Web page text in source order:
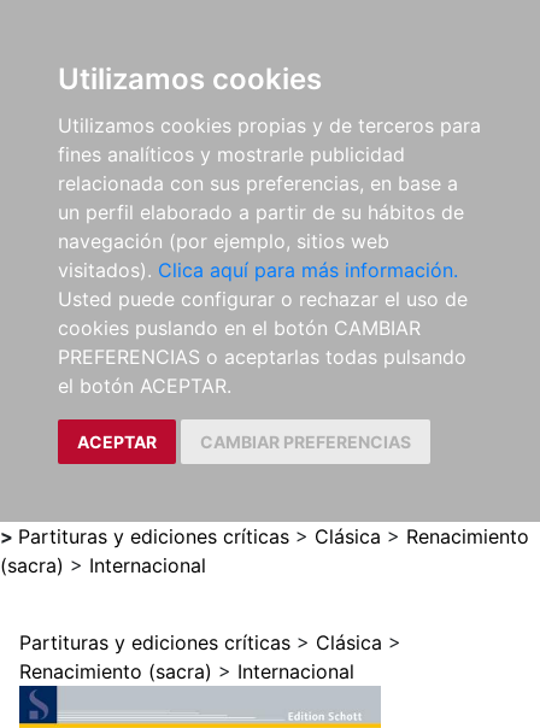
Utilizamos cookies
Utilizamos cookies propias y de terceros para
fines analíticos y mostrarle publicidad
relacionada con sus preferencias, en base a
un perfil elaborado a partir de su hábitos de
navegación (por ejemplo, sitios web
visitados). Clica aquí para más información.
Usted puede configurar o rechazar el uso de
cookies puslando en el botón CAMBIAR
PREFERENCIAS o aceptarlas todas pulsando
el botón ACEPTAR.
ACEPTAR CAMBIAR PREFERENCIAS
> Partituras y ediciones críticas > Clásica > Renacimiento
(sacra) > Internacional
Partituras y ediciones críticas > Clásica >
Renacimiento (sacra) > Internacional